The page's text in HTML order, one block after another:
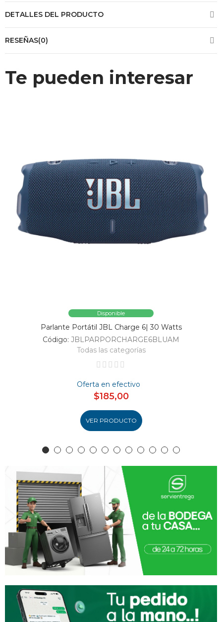
DETALLES DEL PRODUCTO
RESEÑAS(0)
Te pueden interesar
Disponible
Parlante Portátil JBL Charge 6| 30 Watts
Código: JBLPARPORCHARGE6BLUAM
Todas las categorías
Oferta en efectivo
$185,00
VER PRODUCTO